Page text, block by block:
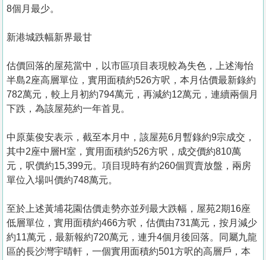
8個月最少。
新港城跌幅新界最甘
估價回落的屋苑當中，以市區項目表現較為失色，上述海怡
半島2座高層單位，實用面積約526方呎，本月估價最新錄約
782萬元，較上月初約794萬元，再減約12萬元，連續兩個月
下跌，為該屋苑約一年首見。
中原葉俊安表示，截至本月中，該屋苑6月暫錄約9宗成交，
其中2座中層H室，實用面積約526方呎，成交價約810萬
元，呎價約15,399元。項目現時有約260個買賣放盤，兩房
單位入場叫價約748萬元。
至於上述黃埔花園估價走勢亦並列最大跌幅，屋苑2期16座
低層單位，實用面積約466方呎，估價由731萬元，按月減少
約11萬元，最新報約720萬元，連升4個月後回落。同屬九龍
區的長沙灣宇晴軒，一個實用面積約501方呎的高層戶，本